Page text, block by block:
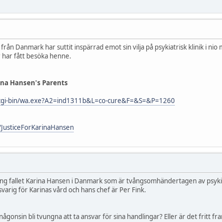
från Danmark har suttit inspärrad emot sin vilja på psykiatrisk klinik i
fått besöka henne.
Hansen's Parents
bin/wa.exe?A2=ind1311b&L=co-cure&F=&S=&P=1260
fallet Karina Hansen i Danmark som är tvångsomhändertagen av
för Karinas vård och hans chef är Per Fink.
bli tvungna att ta ansvar för sina handlingar? Eller är det fritt